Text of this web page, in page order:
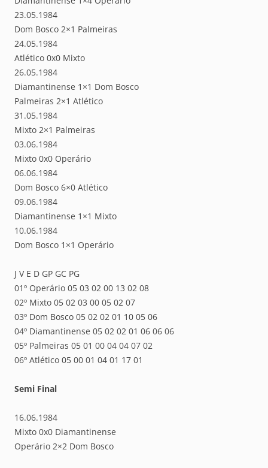
23.05.1984
Dom Bosco 2×1 Palmeiras
24.05.1984
Atlético 0x0 Mixto
26.05.1984
Diamantinense 1×1 Dom Bosco
Palmeiras 2×1 Atlético
31.05.1984
Mixto 2×1 Palmeiras
03.06.1984
Mixto 0x0 Operário
06.06.1984
Dom Bosco 6×0 Atlético
09.06.1984
Diamantinense 1×1 Mixto
10.06.1984
Dom Bosco 1×1 Operário
J V E D GP GC PG
01º Operário 05 03 02 00 13 02 08
02º Mixto 05 02 03 00 05 02 07
03º Dom Bosco 05 02 02 01 10 05 06
04º Diamantinense 05 02 02 01 06 06 06
05º Palmeiras 05 01 00 04 04 07 02
06º Atlético 05 00 01 04 01 17 01
Semi Final
16.06.1984
Mixto 0x0 Diamantinense
Operário 2×2 Dom Bosco